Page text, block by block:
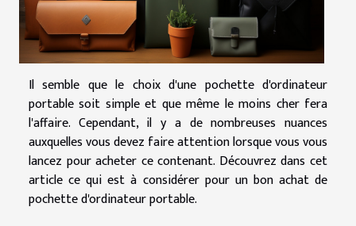
Il semble que le choix d'une pochette d'ordinateur
portable soit simple et que même le moins cher fera
l'affaire. Cependant, il y a de nombreuses nuances
auxquelles vous devez faire attention lorsque vous vous
lancez pour acheter ce contenant. Découvrez dans cet
article ce qui est à considérer pour un bon achat de
pochette d'ordinateur portable.